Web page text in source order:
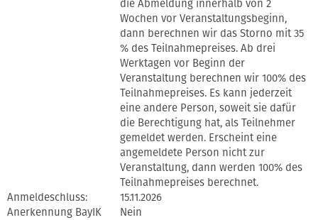
die Abmeldung innerhalb von 2
Wochen vor Veranstaltungsbeginn,
dann berechnen wir das Storno mit 35
% des Teilnahmepreises. Ab drei
Werktagen vor Beginn der
Veranstaltung berechnen wir 100% des
Teilnahmepreises. Es kann jederzeit
eine andere Person, soweit sie dafür
die Berechtigung hat, als Teilnehmer
gemeldet werden. Erscheint eine
angemeldete Person nicht zur
Veranstaltung, dann werden 100% des
Teilnahmepreises berechnet.
Anmeldeschluss:
15.11.2026
Anerkennung BayIK
Nein